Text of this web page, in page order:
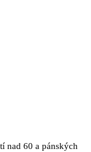
nad 60 a pánských